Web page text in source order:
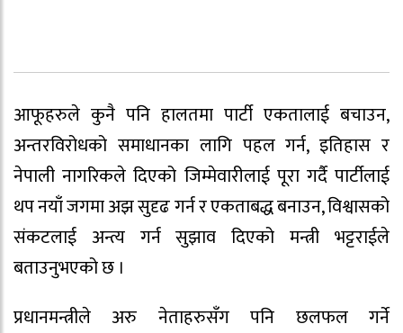
आफूहरुले कुनै पनि हालतमा पार्टी एकतालाई बचाउन,
अन्तरविरोधको समाधानका लागि पहल गर्न, इतिहास र
नेपाली नागरिकले दिएको जिम्मेवारीलाई पूरा गर्दै पार्टीलाई
थप नयाँ जगमा अझ सुदृढ गर्न र एकताबद्ध बनाउन, विश्वासको
संकटलाई अन्त्य गर्न सुझाव दिएको मन्त्री भट्टराईले
बताउनुभएको छ ।
प्रधानमन्त्रीले अरु नेताहरुसँग पनि छलफल गर्ने